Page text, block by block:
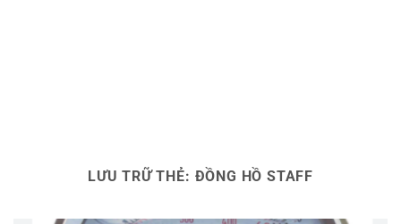
LƯU TRỮ THẺ: ĐỒNG HỒ STAFF